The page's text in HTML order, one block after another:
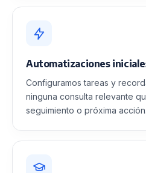
Automatizaciones
Configuramos tareas y
ninguna consulta relevante
seguimiento o próxima acción.